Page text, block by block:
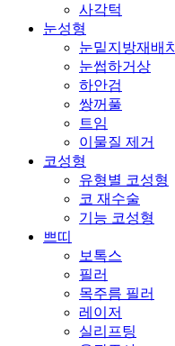
사각턱
눈성형
눈밑지방재배치
눈썹하거상
하안검
쌍꺼풀
트임
이물질 제거
코성형
유형별 코성형
코 재수술
기능 코성형
쁘띠
보톡스
필러
목주름 필러
레이저
실리프팅